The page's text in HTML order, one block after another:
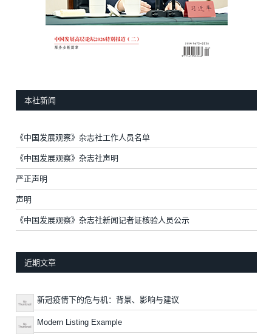
本社新闻
《中国发展观察》杂志社工作人员名单
《中国发展观察》杂志社声明
严正声明
声明
《中国发展观察》杂志社新闻记者证核验人员公示
近期文章
新冠疫情下的危与机：背景、影响与建议
Modern Listing Example